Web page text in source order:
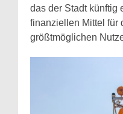
das der Stadt künftig
finanziellen Mittel für
größtmöglichen